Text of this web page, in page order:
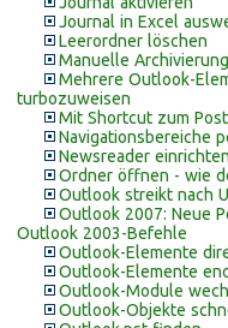
Journal in Excel
Leerordner löschen
Manuelle Archivierung
Mehrere Outlook-
turbozuweisen
Mit Shortcut zum
Navigationsbereiche
Newsreader einrichten
Ordner öffnen - wie
Outlook streikt nach
Outlook 2007: Neue
Outlook 2003-Befehle
Outlook-Elemente
Outlook-Elemente
Outlook-Module
Outlook-Objekte